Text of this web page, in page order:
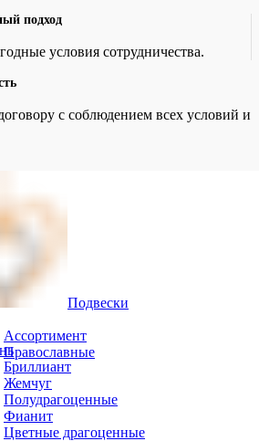
подход
условия сотрудничества.
с соблюдением всех условий и
Подвески
Ассортимент
Православные
Бриллиант
Жемчуг
Полудрагоценные
Фианит
Цветные драгоценные